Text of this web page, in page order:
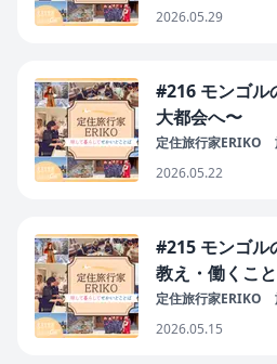
2026.05.29
#216 モンゴル
大都会へ〜
定住旅行家ERIKO
2026.05.22
#215 モンゴル
教え・働くこ
こと〜
定住旅行家ERIKO
2026.05.15